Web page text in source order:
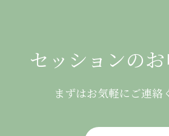
セッションの
まずはお気軽にご連絡